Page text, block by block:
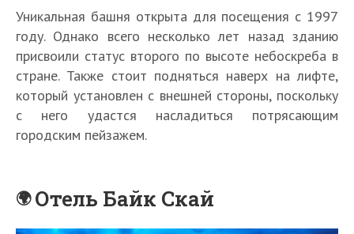
Уникальная башня открыта для посещения с 1997
году. Однако всего несколько лет назад зданию
присвоили статус второго по высоте небоскреба в
стране. Также стоит подняться наверх на лифте,
который установлен с внешней стороны, поскольку
с него удастся насладиться потрясающим
городским пейзажем.
Отель Байк Скай